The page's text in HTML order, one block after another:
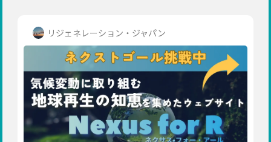
福井
山梨
岐阜
静岡
リジェネレーション・ジャパン